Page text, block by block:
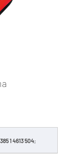
1 4613 504;